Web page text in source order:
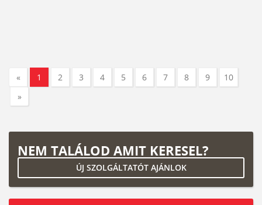
« 1 2 3 4 5 6 7 8 9
10
»
NEM TALÁLOD AMIT KERESEL?
ÚJ SZOLGÁLTATÓT AJÁNLOK